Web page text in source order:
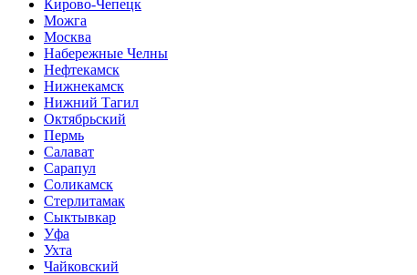
Кирово-Чепецк
Можга
Москва
Набережные Челны
Нефтекамск
Нижнекамск
Нижний Тагил
Октябрьский
Пермь
Салават
Сарапул
Соликамск
Стерлитамак
Сыктывкар
Уфа
Ухта
Чайковский